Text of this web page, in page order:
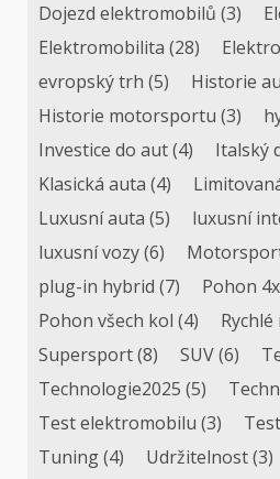
Dojezd elektromobilů (3)
Elektromobilita (28)
evropský trh (5) Historie
Historie motorsportu (3)
Investice do aut(4) Italský
Klasická auta (4)
Luxusní auta (5) luxusní
luxusní vozy(6)
plug-in hybrid (7) Pohon
Pohon všech kol (4)
Supersport(8) SUV(6)
Technologie2025 (5)
Test elektromobilu (3)
Tuning(4) Udržitelnost(3)